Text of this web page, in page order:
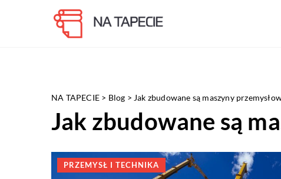
NA TAPECIE > Blog > Jak zbudowane są maszyny
Jak zbudowane są
PRZEMYSŁ I TECHNIKA